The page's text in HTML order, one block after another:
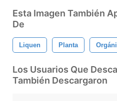
Esta Imagen También
De
Liquen Planta
Los Usuarios Que
También Descargaron